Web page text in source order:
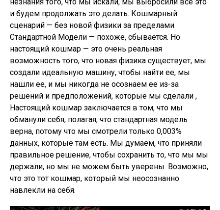
и будем продолжать это делать. Кошмарный
сценарий — без новой физики за пределами
Стандартной Модели — похоже, сбывается. Но
настоящий кошмар — это очень реальная
возможность того, что новая физика существует, мы
создали идеальную машину, чтобы найти ее, мы
нашли ее, и мы никогда не осознаем ее из-за
решений и предположений, которые мы сделали ,
Настоящий кошмар заключается в том, что мы
обманули себя, полагая, что стандартная модель
верна, потому что мы смотрели только 0,003%
данных, которые там есть. Мы думаем, что приняли
правильное решение, чтобы сохранить то, что мы мы
держали, но мы не можем быть уверены. Возможно,
что это тот кошмар, который мы неосознанно
навлекли на себя.